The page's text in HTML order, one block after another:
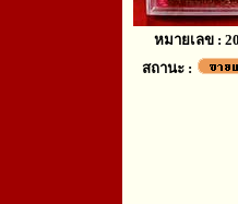
หมายเลข :
สถานะ :